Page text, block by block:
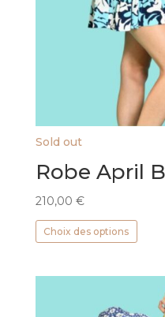
Sold out
Robe April
210,00 €
Choix des options
Ce